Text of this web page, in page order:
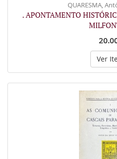
QUARESMA,
. APONTAMENTO
Ver